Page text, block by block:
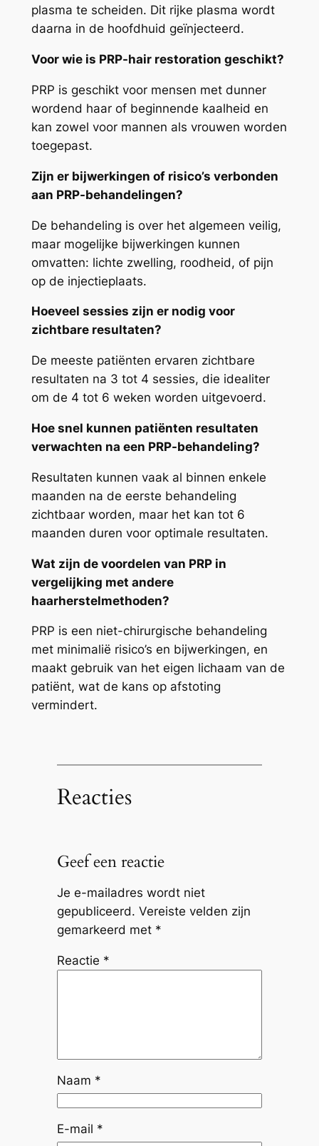
plasma te scheiden. Dit rijke plasma wordt
daarna in de hoofdhuid geïnjecteerd.
Voor wie is PRP-hair restoration geschikt?
PRP is geschikt voor mensen met dunner
wordend haar of beginnende kaalheid en
kan zowel voor mannen als vrouwen worden
toegepast.
Zijn er bijwerkingen of risico’s verbonden
aan PRP-behandelingen?
De behandeling is over het algemeen veilig,
maar mogelijke bijwerkingen kunnen
omvatten: lichte zwelling, roodheid, of pijn
op de injectieplaats.
Hoeveel sessies zijn er nodig voor
zichtbare resultaten?
De meeste patiënten ervaren zichtbare
resultaten na 3 tot 4 sessies, die idealiter
om de 4 tot 6 weken worden uitgevoerd.
Hoe snel kunnen patiënten resultaten
verwachten na een PRP-behandeling?
Resultaten kunnen vaak al binnen enkele
maanden na de eerste behandeling
zichtbaar worden, maar het kan tot 6
maanden duren voor optimale resultaten.
Wat zijn de voordelen van PRP in
vergelijking met andere
haarherstelmethoden?
PRP is een niet-chirurgische behandeling
met minimalië risico’s en bijwerkingen, en
maakt gebruik van het eigen lichaam van de
patiënt, wat de kans op afstoting
vermindert.
Reacties
Geef een reactie
Je e-mailadres wordt niet
gepubliceerd. Vereiste velden zijn
gemarkeerd met *
Reactie *
Naam *
E-mail *